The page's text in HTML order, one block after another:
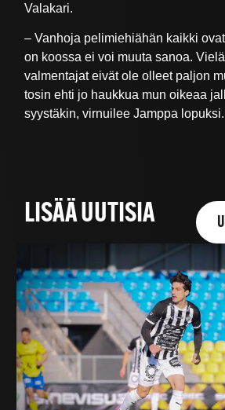
Valakari.
– Vanhoja pelimiehiähän kaikki
on koossa ei voi muuta sanoa.
valmentajat eivät ole olleet paljon
tosin ehti jo haukkua mun oikeaa
syystäkin, virnuilee Jamppa lopuksi.
LISÄÄ UUTISIA